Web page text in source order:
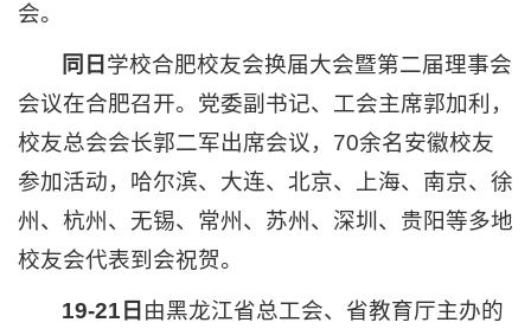
会。
同日 学校合肥校友会换届大会暨第二届理事会
会议在合肥召开。党委副书记、工会主席郭加利，
校友总会会长郭二军出席会议，70余名安徽校友
参加活动，哈尔滨、大连、北京、上海、南京、徐
州、杭州、无锡、常州、苏州、深圳、贵阳等多地
校友会代表到会祝贺。
19-21日 由黑龙江省总工会、省教育厅主办的